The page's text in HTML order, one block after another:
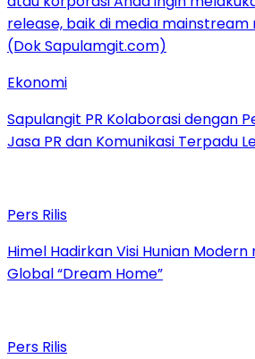
Ekonomi
Sapulangit PR Kolaborasi dengan
Jasa PR dan Komunikasi Terpadu
Pers Rilis
Himel Hadirkan Visi Hunian
Global “Dream Home”
Pers Rilis